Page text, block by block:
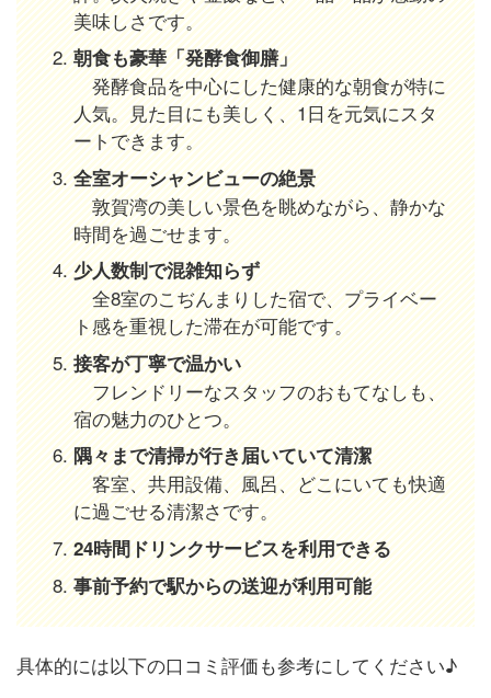
美味しさです。
朝食も豪華「発酵食御膳」
発酵食品を中心にした健康的な朝食が特に
人気。見た目にも美しく、1日を元気にスタ
ートできます。
全室オーシャンビューの絶景
敦賀湾の美しい景色を眺めながら、静かな
時間を過ごせます。
少人数制で混雑知らず
全8室のこぢんまりした宿で、プライベー
ト感を重視した滞在が可能です。
接客が丁寧で温かい
フレンドリーなスタッフのおもてなしも、
宿の魅力のひとつ。
隅々まで清掃が行き届いていて清潔
客室、共用設備、風呂、どこにいても快適
に過ごせる清潔さです。
24時間ドリンクサービスを利用できる
事前予約で駅からの送迎が利用可能
具体的には以下の口コミ評価も参考にしてください♪